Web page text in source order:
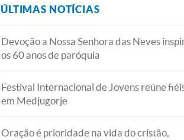
ÚLTIMAS NOTÍCIAS
Devoção a Nossa Senhora das Neves
os 60 anos de paróquia
Festival Internacional de Jovens reúne
em Medjugorje
Oração é prioridade na vida do cristão,